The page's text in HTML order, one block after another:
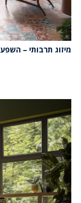
מיזוג תרבותי –